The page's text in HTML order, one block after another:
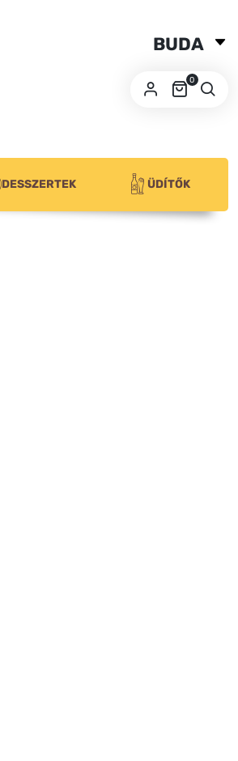
BUDA
0
DESSZERTEK ÜDÍTŐK